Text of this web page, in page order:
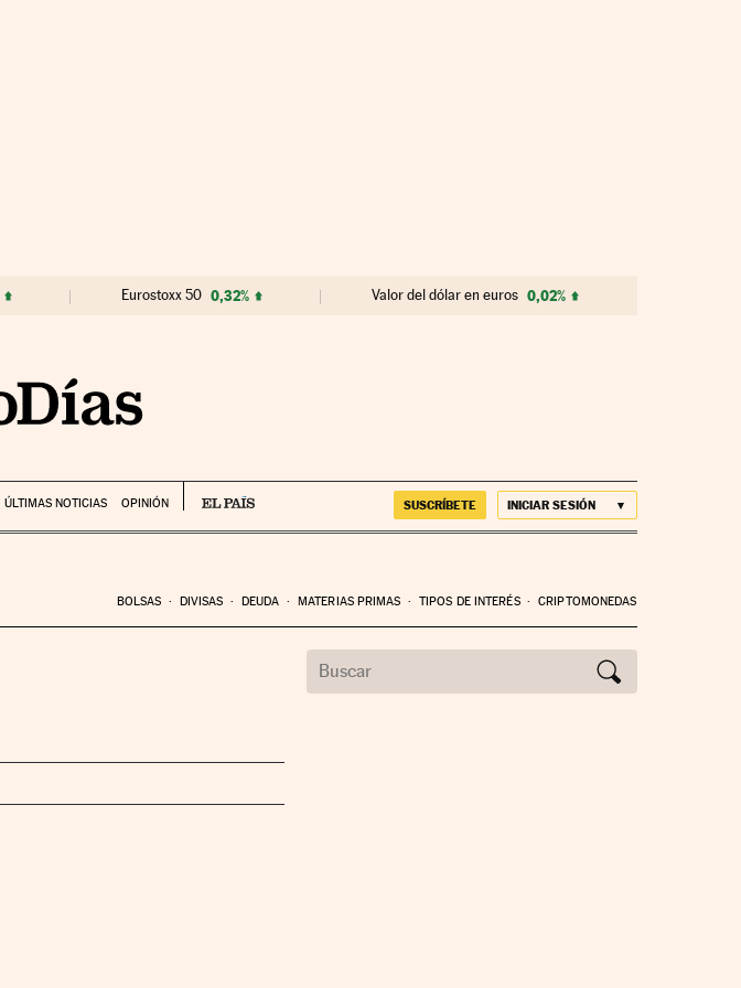
Eurostoxx 50 0,32% Valor del dólar en euros 0,02%
ÚLTIMAS NOTICIAS OPINIÓN SUSCRÍBETE INICIAR SESIÓN
BOLSAS DIVISAS DEUDA MATERIAS PRIMAS TIPOS DE INTERÉS CRIPTOMONEDAS